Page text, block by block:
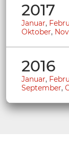
2017
Januar,
Oktober,
2016
Januar,
September,